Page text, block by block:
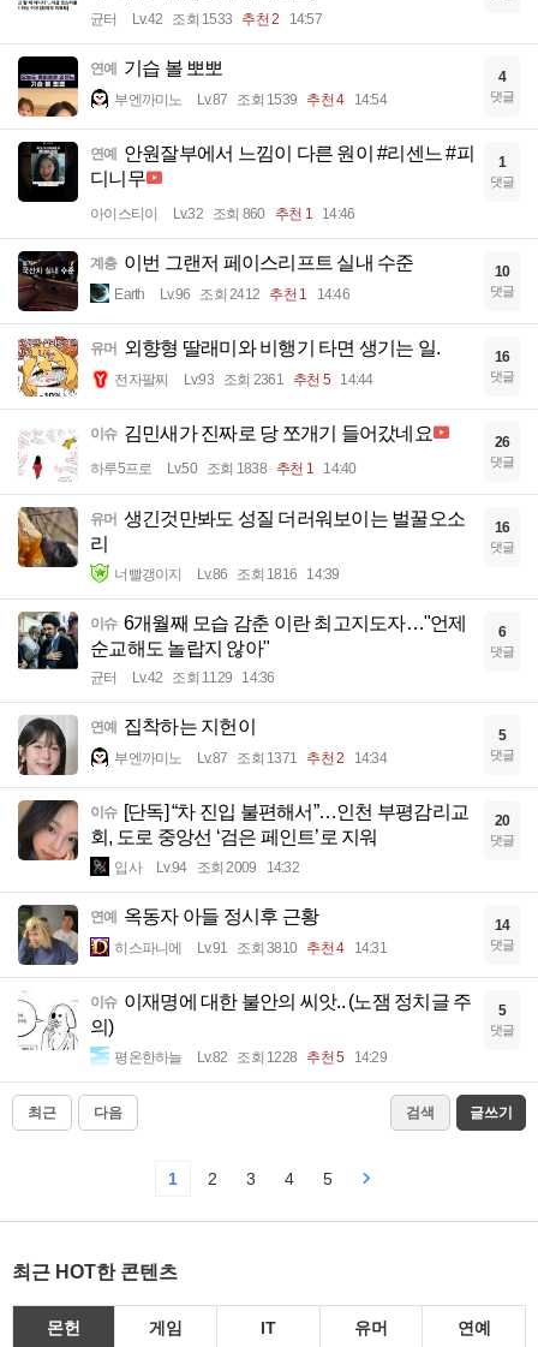
균터 Lv.42 조회 1533 추천 2 14:57
연예 기습 볼 뽀뽀
부엔까미노 Lv.87 조회 1539 추천 4 14:54
4
댓글
연예 안원잘부에서 느낌이 다른 원이 #리센느 #피
디니무
아이스티이 Lv.32 조회 860 추천 1 14:46
1
댓글
계층 이번 그랜저 페이스리프트 실내 수준
Earth Lv.96 조회 2412 추천 1 14:46
10
댓글
유머 외향형 딸래미와 비행기 타면 생기는 일.
전자팔찌 Lv.93 조회 2361 추천 5 14:44
16
댓글
이슈 김민새가 진짜로 당 쪼개기 들어갔네요
하루5프로 Lv.50 조회 1838 추천 1 14:40
26
댓글
유머 생긴것만봐도 성질 더러워보이는 벌꿀오소
리
너빨갱이지 Lv.86 조회 1816 14:39
16
댓글
이슈 6개월째 모습 감춘 이란 최고지도자…"언제
순교해도 놀랍지 않아"
균터 Lv.42 조회 1129 14:36
6
댓글
연예 집착하는 지헌이
부엔까미노 Lv.87 조회 1371 추천 2 14:34
5
댓글
이슈 [단독] “차 진입 불편해서”…인천 부평감리교
회, 도로 중앙선 ‘검은 페인트’로 지워
입사 Lv.94 조회 2009 14:32
20
댓글
연예 옥동자 아들 정시후 근황
히스파니에 Lv.91 조회 3810 추천 4 14:31
14
댓글
이슈 이재명에 대한 불안의 씨앗.. (노잼 정치글 주
의)
평온한하늘 Lv.82 조회 1228 추천 5 14:29
5
댓글
최근 다음 검색 글쓰기
1 2 3 4 5
최근 HOT한 콘텐츠
몬헌 게임 IT 유머 연예